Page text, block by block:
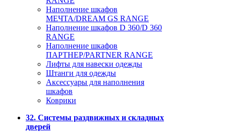
Наполнение шкафов
МЕЧТА/DREAM GS RANGE
Наполнение шкафов D 360/D 360
RANGE
Наполнение шкафов
ПАРТНЕР/PARTNER RANGE
Лифты для навески одежды
Штанги для одежды
Аксессуары для наполнения
шкафов
Коврики
32. Системы раздвижных и складных
дверей